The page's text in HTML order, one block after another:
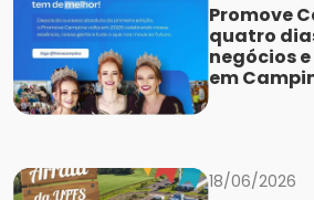
Promove
quatro
negócios
em
18/06/2026